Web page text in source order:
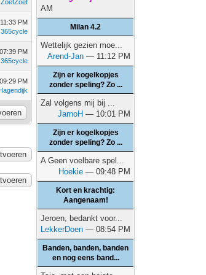
ZoefZoef
PM
365cycle
PM
365cycle
PM
AM
Milan 4.2
Wettelijk gezien moe...
Arend-Jan — 11:12 PM
Zijn er kogelkopjes
zonder speling? Zo ...
Zal volgens mij bij ...
JarnoH — 10:01 PM
Zijn er kogelkopjes
zonder speling? Zo ...
A Geen voelbare spel...
Hoekie — 09:48 PM
Kort en krachtig:
Aangenaam!
Jeroen, bedankt voor...
LekkerDoen — 08:54 PM
Banden, banden, banden
en nog eens band...